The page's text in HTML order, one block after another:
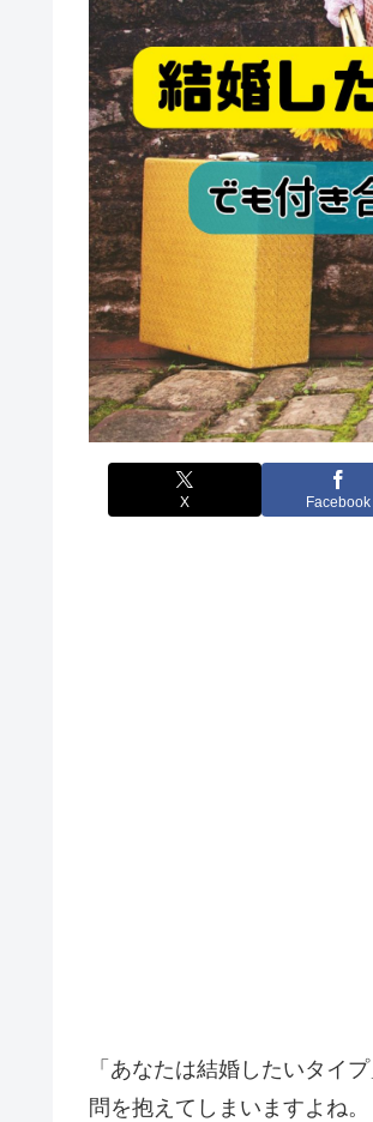
X Facebook
「あなたは結婚したいタイ
問を抱えてしまいますよね。